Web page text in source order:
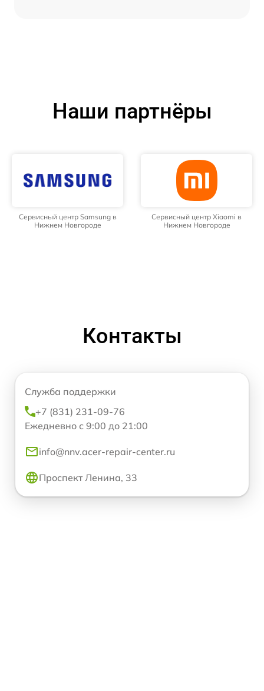
Наши партнёры
Сервисный центр Samsung в
Нижнем Новгороде
Сервисный центр Xiaomi в
Нижнем Новгороде
Контакты
Служба поддержки
+7 (831) 231-09-76
Ежедневно с 9:00 до 21:00
info@nnv.acer-repair-center.ru
Проспект Ленина, 33